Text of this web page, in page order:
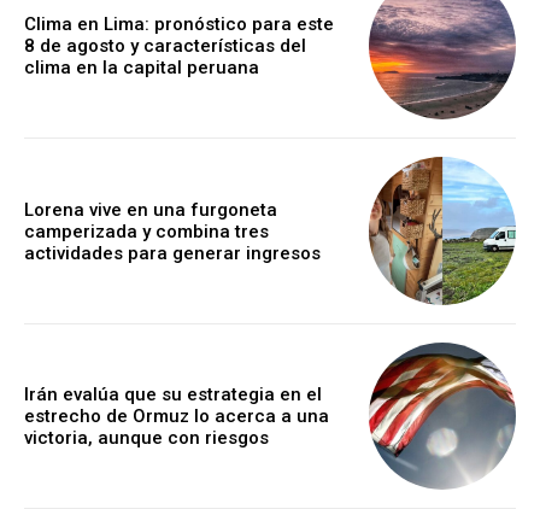
Clima en Lima: pronóstico para este
8 de agosto y características del
clima en la capital peruana
Lorena vive en una furgoneta
camperizada y combina tres
actividades para generar ingresos
Irán evalúa que su estrategia en el
estrecho de Ormuz lo acerca a una
victoria, aunque con riesgos